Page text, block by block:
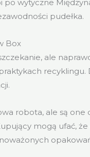
po wytyczne
pudełka.
Box
ale
robota, ale są one
mogą ufać,